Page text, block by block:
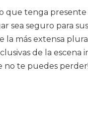
que tenga
seguro para
más extensa
de la
no te puedes